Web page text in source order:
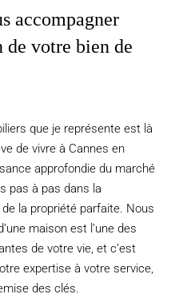
accompagner
votre bien de
que je représente est là
de vivre à Cannes en
approfondie du marché
pas à pas dans la
la propriété parfaite. Nous
maison est l’une des
de votre vie, et c’est
expertise à votre service,
des clés.